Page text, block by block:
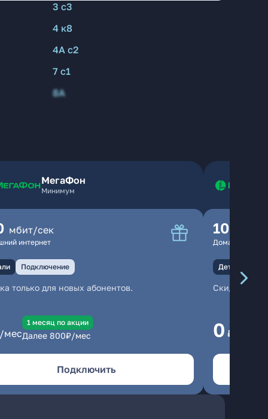
3 с3
4 к8
4А с2
7 с1
8А
МегаФон
Минимум
мбит/сек
интернет
Подключение
только для новых абонентов.
мес
1 месяц по акции
Далее 800₽/мес
Подключить
100
Домашний
Детали
Скидка
0 ₽/мес